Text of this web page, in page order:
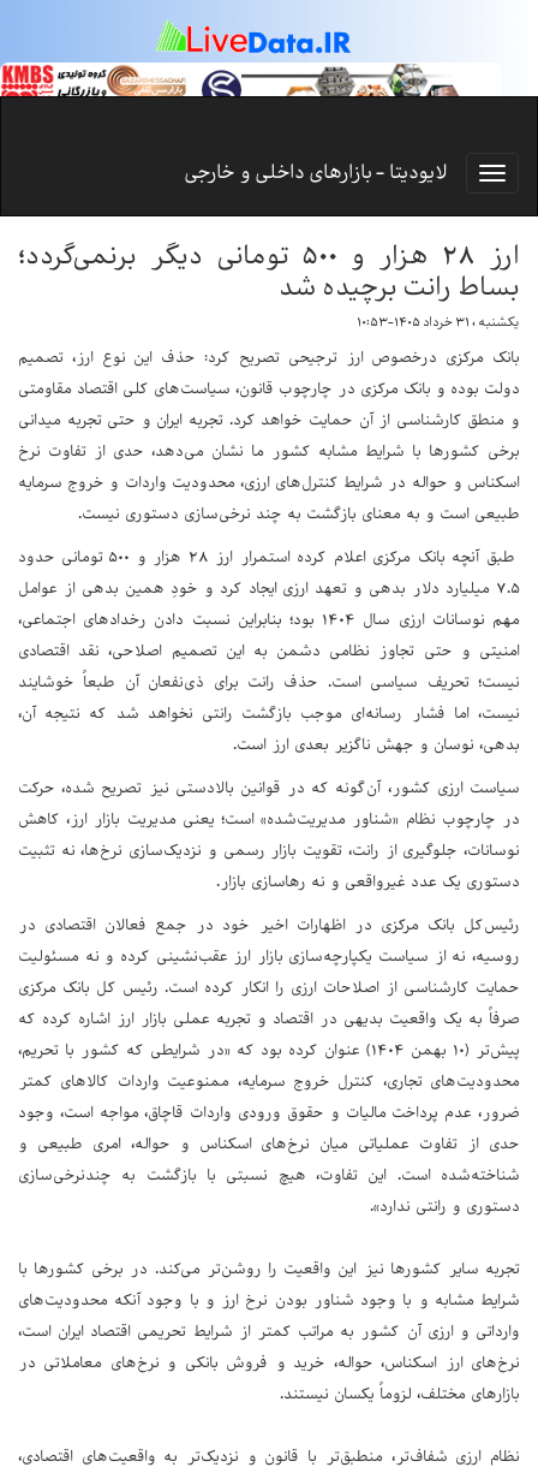
لایودیتا - بازارهای داخلی و خارجی
ارز ۲۸ هزار و ۵۰۰ تومانی دیگر برنمی‌گردد؛
بساط رانت برچیده شد
یکشنبه ، ۳۱ خرداد ۱۴۰۵-۱۰:۵۳
بانک مرکزی درخصوص ارز ترجیحی تصریح کرد: حذف این نوع ارز، تصمیم
دولت بوده و بانک مرکزی در چارچوب قانون، سیاست‌های کلی اقتصاد مقاومتی
و منطق کارشناسی از آن حمایت خواهد کرد. تجربه ایران و حتی تجربه میدانی
برخی کشورها با شرایط مشابه کشور ما نشان می‌دهد، حدی از تفاوت نرخ
اسکناس و حواله در شرایط کنترل‌های ارزی، محدودیت واردات و خروج سرمایه
طبیعی است و به معنای بازگشت به چند نرخی‌سازی دستوری نیست.
طبق آنچه بانک مرکزی اعلام کرده "استمرار ارز ۲۸ هزار و ۵۰۰ تومانی حدود
۷.۵ میلیارد دلار بدهی و تعهد ارزی ایجاد کرد و خودِ همین بدهی از عوامل
مهم نوسانات ارزی سال ۱۴۰۴ بود؛ بنابراین نسبت دادن رخدادهای اجتماعی،
امنیتی و حتی تجاوز نظامی دشمن به این تصمیم اصلاحی، نقد اقتصادی
نیست؛ تحریف سیاسی است. حذف رانت برای ذی‌نفعان آن طبعاً خوشایند
نیست، اما فشار رسانه‌ای موجب بازگشت رانتی نخواهد شد که نتیجه آن،
بدهی، نوسان و جهش ناگزیر بعدی ارز است.
سیاست ارزی کشور، آن‌گونه که در قوانین بالادستی نیز تصریح شده، حرکت
در چارچوب نظام «شناور مدیریت‌شده» است؛ یعنی مدیریت بازار ارز، کاهش
نوسانات، جلوگیری از رانت، تقویت بازار رسمی و نزدیک‌سازی نرخ‌ها، نه تثبیت
دستوری یک عدد غیرواقعی و نه رهاسازی بازار.
رئیس‌کل بانک مرکزی در اظهارات اخیر خود در جمع فعالان اقتصادی در
روسیه، نه از سیاست یکپارچه‌سازی بازار ارز عقب‌نشینی کرده و نه مسئولیت
حمایت کارشناسی از اصلاحات ارزی را انکار کرده است. رئیس کل بانک مرکزی
صرفاً به یک واقعیت بدیهی در اقتصاد و تجربه عملی بازار ارز اشاره کرده‌ که
پیش‌تر (۱۰ بهمن ۱۴۰۴) عنوان کرده بود که «در شرایطی که کشور با تحریم،
محدودیت‌های تجاری، کنترل خروج سرمایه، ممنوعیت واردات کالاهای کمتر
ضرور، عدم پرداخت مالیات و حقوق ورودی واردات قاچاق، مواجه است، وجود
حدی از تفاوت عملیاتی میان نرخ‌های اسکناس و حواله، امری طبیعی و
شناخته‌شده است. این تفاوت، هیچ نسبتی با بازگشت به چندنرخی‌سازی
دستوری و رانتی ندارد».
تجربه سایر کشورها نیز این واقعیت را روشن‌تر می‌کند. در برخی کشورها با
شرایط مشابه و با وجود شناور بودن نرخ ارز و با وجود آنکه محدودیت‌های
وارداتی و ارزی آن کشور به مراتب کمتر از شرایط تحریمی اقتصاد ایران است،
نرخ‌های ارز اسکناس، حواله، خرید و فروش بانکی و نرخ‌های معاملاتی در
بازارهای مختلف، لزوماً یکسان نیستند.
نظام ارزی شفاف‌تر، منطبق‌تر با قانون و نزدیک‌تر به واقعیت‌های اقتصادی،